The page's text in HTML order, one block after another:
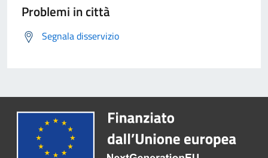
Problemi in città
Segnala disservizio